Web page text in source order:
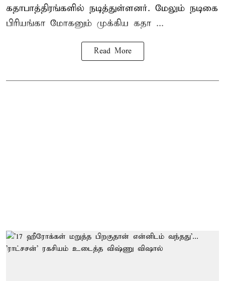
கதாபாத்திரங்களில் நடித்துள்ளனர். மேலும் நடிகை
பிரியங்கா மோகனும் முக்கிய கதா ...
Read More